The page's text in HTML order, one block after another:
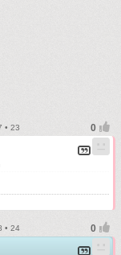
• 23
• 24